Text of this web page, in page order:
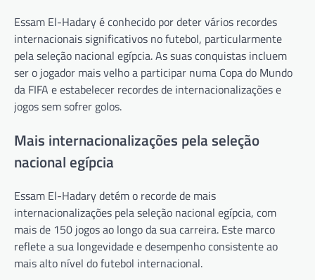
Essam El-Hadary é conhecido por deter vários recordes
internacionais significativos no futebol, particularmente
pela seleção nacional egípcia. As suas conquistas incluem
ser o jogador mais velho a participar numa Copa do Mundo
da FIFA e estabelecer recordes de internacionalizações e
jogos sem sofrer golos.
Mais internacionalizações pela seleção
nacional egípcia
Essam El-Hadary detém o recorde de mais
internacionalizações pela seleção nacional egípcia, com
mais de 150 jogos ao longo da sua carreira. Este marco
reflete a sua longevidade e desempenho consistente ao
mais alto nível do futebol internacional.